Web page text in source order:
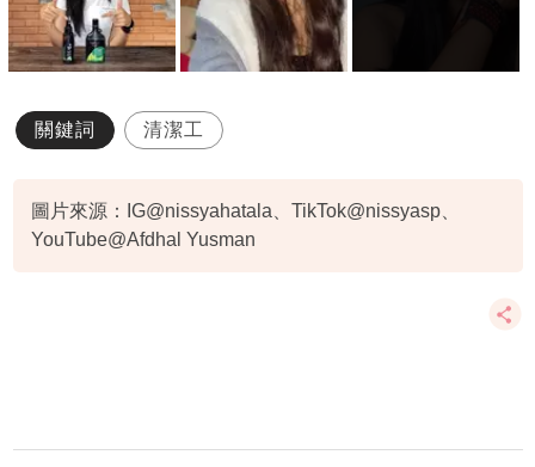
關鍵詞 清潔工
圖片來源：IG@nissyahatala、TikTok@nissyasp、
YouTube@Afdhal Yusman